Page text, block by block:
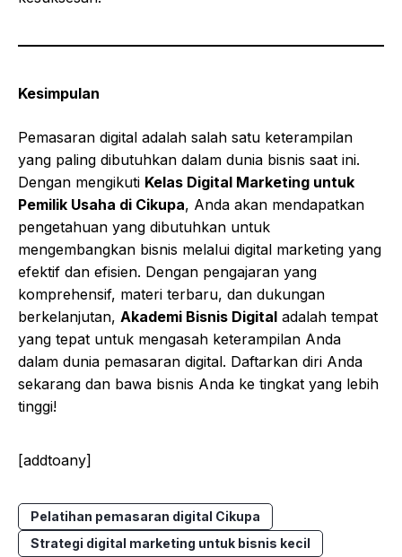
Kesimpulan
Pemasaran digital adalah salah satu keterampilan
yang paling dibutuhkan dalam dunia bisnis saat ini.
Dengan mengikuti Kelas Digital Marketing untuk
Pemilik Usaha di Cikupa, Anda akan mendapatkan
pengetahuan yang dibutuhkan untuk
mengembangkan bisnis melalui digital marketing yang
efektif dan efisien. Dengan pengajaran yang
komprehensif, materi terbaru, dan dukungan
berkelanjutan, Akademi Bisnis Digital adalah tempat
yang tepat untuk mengasah keterampilan Anda
dalam dunia pemasaran digital. Daftarkan diri Anda
sekarang dan bawa bisnis Anda ke tingkat yang lebih
tinggi!
[addtoany]
Pelatihan pemasaran digital Cikupa
Strategi digital marketing untuk bisnis kecil